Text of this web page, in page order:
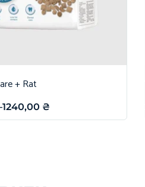
+ Rat
1240,00 ₴